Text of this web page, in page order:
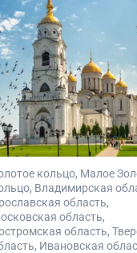
кольцо Малое
Владимирская
область
область
область
Ивановская